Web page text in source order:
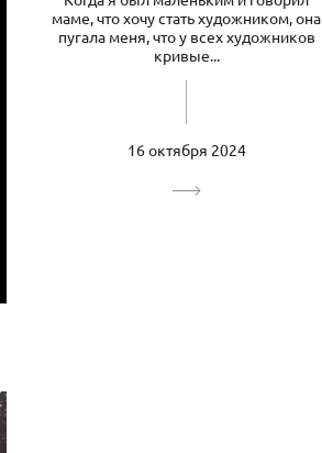
маме, что хочу стать художником, она
пугала меня, что у всех художников
кривые...
16 октября 2024